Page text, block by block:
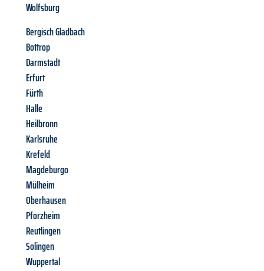
Wolfsburg
Bergisch Gladbach
Bottrop
Darmstadt
Erfurt
Fürth
Halle
Heilbronn
Karlsruhe
Krefeld
Magdeburgo
Mülheim
Oberhausen
Pforzheim
Reutlingen
Solingen
Wuppertal